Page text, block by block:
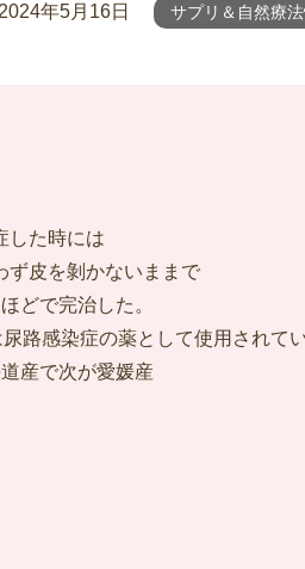
2024年5月16日 サプリ＆自然療
した時には
ず皮を剝かないままで
どで完治した。
路感染症の薬として使用されてい
産で次が愛媛産